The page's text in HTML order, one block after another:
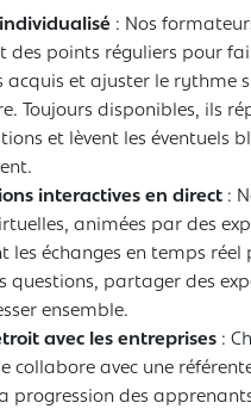
: Nos
des points réguliers pour
acquis et ajuster le rythme
Toujours disponibles, ils
et lèvent les éventuels
interactives en direct :
animées par des
les échanges en temps réel
questions, partager des
ensemble.
avec les entreprises :
collabore avec une
progression des